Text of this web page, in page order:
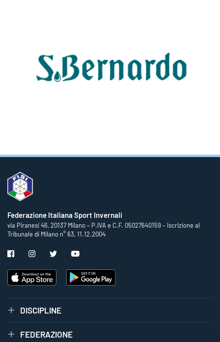
Federazione Italiana Sport Invernali
via Piranesi 46, 20137 Milano – P.IVA e C.F. 05027640159 – Iscrizione al
Tribunale di Milano n° 63, 11.12.2004
DISCIPLINE
FEDERAZIONE